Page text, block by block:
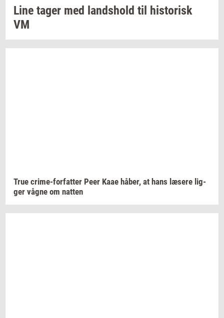
Line tager med lands­hold til
hi­sto­risk
VM
True crime-​forfatter Peer Kaae håber, at hans læ­se­re lig­
ger vågne om nat­ten